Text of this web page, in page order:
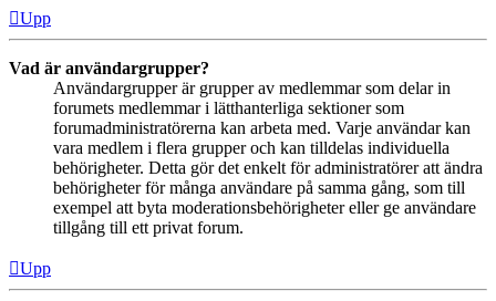
Upp
Vad är användargrupper?
Användargrupper är grupper av medlemmar som delar in
forumets medlemmar i lätthanterliga sektioner som
forumadministratörerna kan arbeta med. Varje användar kan
vara medlem i flera grupper och kan tilldelas individuella
behörigheter. Detta gör det enkelt för administratörer att ändra
behörigheter för många användare på samma gång, som till
exempel att byta moderationsbehörigheter eller ge användare
tillgång till ett privat forum.
Upp